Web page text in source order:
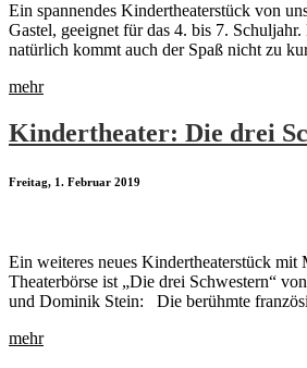
Ein spannendes Kindertheaterstück von
Gastel, geeignet für das 4. bis 7.
natürlich kommt auch der Spaß nicht zu
mehr
Kindertheater: Die drei
Freitag, 1. Februar 2019
Ein weiteres neues Kindertheaterstück mit
Theaterbörse ist „Die drei Schwestern“
und Dominik Stein: Die berühmte
mehr